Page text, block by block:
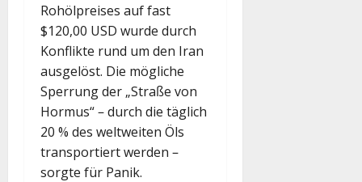
Rohölpreises auf fast
$120,00 USD wurde durch
Konflikte rund um den Iran
ausgelöst. Die mögliche
Sperrung der „Straße von
Hormus“ – durch die täglich
20 % des weltweiten Öls
transportiert werden –
sorgte für Panik.